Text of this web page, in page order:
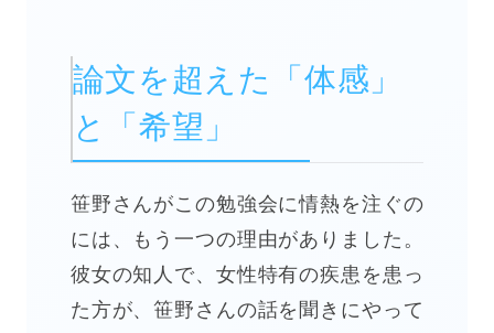
論文を超えた「体感」
と「希望」
笹野さんがこの勉強会に情熱を注ぐの
には、もう一つの理由がありました。
彼女の知人で、女性特有の疾患を患っ
た方が、笹野さんの話を聞きにやって